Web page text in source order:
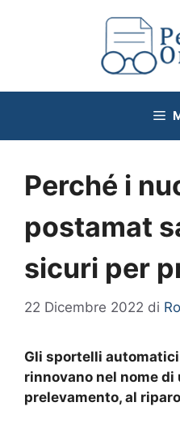
Perché i
postamat
sicuri per
22 Dicembre 2022 di
Gli sportelli
rinnovano nel nome
prelevamento, al